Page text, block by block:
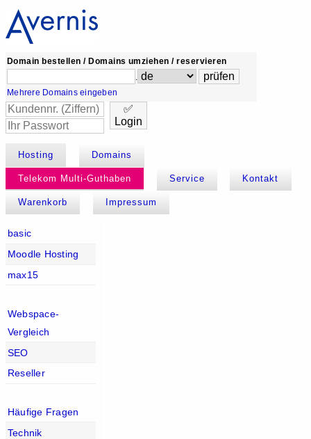
Domain bestellen / Domains umziehen / reservieren
.
Mehrere Domains eingeben
✅
Login
Hosting Domains
Telekom Multi-Guthaben Service Kontakt
Warenkorb Impressum
basic
Moodle Hosting
max15
Webspace-
Vergleich
SEO
Reseller
Häufige Fragen
Technik